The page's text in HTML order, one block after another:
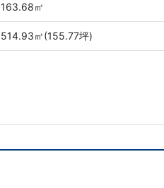
163.68㎡
514.93㎡(155.77坪)